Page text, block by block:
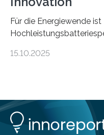
Für die Energiewende
Doch mit der immensen
Projekt KV-BATT diese
erhöhen dazu die
Zwanzigfache. Ein
15.10.2025